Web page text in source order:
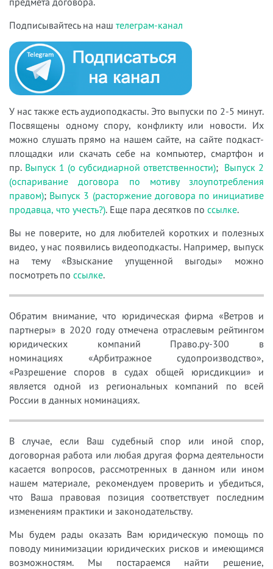
Подписывайтесь на наш телеграм-канал
У нас также есть аудиоподкасты. Это выпуски по 2-5 минут.
Посвящены одному спору, конфликту или новости. Их
можно слушать прямо на нашем сайте, на сайте подкаст-
площадки или скачать себе на компьютер, смартфон и
пр. Выпуск 1 (о субсидиарной ответственности); Выпуск 2
(оспаривание договора по мотиву злоупотребления
правом); Выпуск 3 (расторжение договора по инициативе
продавца, что учесть?). Еще пара десятков по ссылке.
Вы не поверите, но для любителей коротких и полезных
видео, у нас появились видеоподкасты. Например, выпуск
на тему «Взыскание упущенной выгоды» можно
посмотреть по ссылке.
Обратим внимание, что юридическая фирма «Ветров и
партнеры» в 2020 году отмечена отраслевым рейтингом
юридических компаний Право.ру-300 в
номинациях «Арбитражное судопроизводство»,
«Разрешение споров в судах общей юрисдикции» и
является одной из региональных компаний по всей
России в данных номинациях.
В случае, если Ваш судебный спор или иной спор,
договорная работа или любая другая форма деятельности
касается вопросов, рассмотренных в данном или ином
нашем материале, рекомендуем проверить и убедиться,
что Ваша правовая позиция соответствует последним
изменениям практики и законодательству.
Мы будем рады оказать Вам юридическую помощь по
поводу минимизации юридических рисков и имеющимся
возможностям. Мы постараемся найти решение,